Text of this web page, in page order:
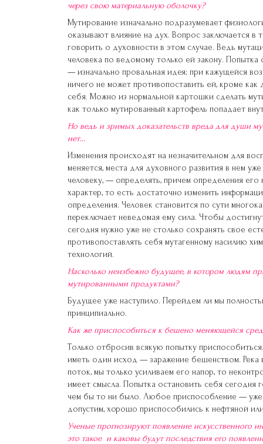
через свою материальную оболочку?
Мутирование изначально подразумевает
оказывают влияние на дух. Вопрос заключается
говорить о духовности в этом случае. Ведь
человека по ведомому только ей закону.
— изначально провальная идея; при кажущейся
ничего не может противопоставить ей, кроме
себя. Можно из нормальной картошки сделать
как только мутированный картофель попадает
Но ведь и зримых доказательств вреда для души
нет…
Изменения происходят на незначительном для
меняется, места для духовного развития в нем
человеку, — определять, причем определения
характер, то есть достаточно изменить
определения. Человек становится по сути
переключает неведомая ему сила. Чтобы
сегодня нужно уже не столько сохранять свое
противопоставлять себя мутагенному насилию
технологий.
Насколько неизбежно будущее, в котором людям
мутированными продуктами?
Будущее уже наступило. Перейдем ли мы
принципиально.
Как же приспособиться к бешено меняющейся
Только отбросив всякую попытку
иметь один исход — заражение бешенством. Река
поток, мы только усиливаем его напор, то
имеет смысла. Попытка остановить себя сегодня
чем бы то ни было. Любое приспособление — уже
допустим, хорошо приспособились к нефтяной
Ученые прогнозируют появление искусственного
это такое и каковы будут последствия его